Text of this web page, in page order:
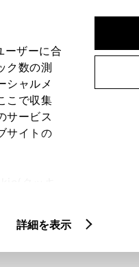
ザーに合
ク数の測
シャルメ
こで収集
サービス
サイトの
詳細を表示
ーから探す